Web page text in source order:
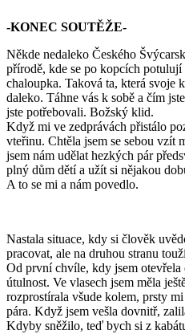
-KONEC SOUTĚŽE-
Někde nedaleko Českého
přírodě, kde se po kopcích
chaloupka. Taková ta, která svoje
daleko. Táhne vás k sobě a čím
jste potřebovali. Božský klid.
Když mi ve zedprávách přistálo
vteřinu. Chtěla jsem se sebou vzít
jsem nám udělat hezkých pár
plný dům dětí a užít si nějakou
A to se mi a nám povedlo.
Nastala situace, kdy si člověk
pracovat, ale na druhou stranu
Od první chvíle, kdy jsem
útulnost. Ve vlasech jsem měla
rozprostírala všude kolem, prsty
pára. Když jsem vešla dovnitř,
Kdyby sněžilo, teď bych si z